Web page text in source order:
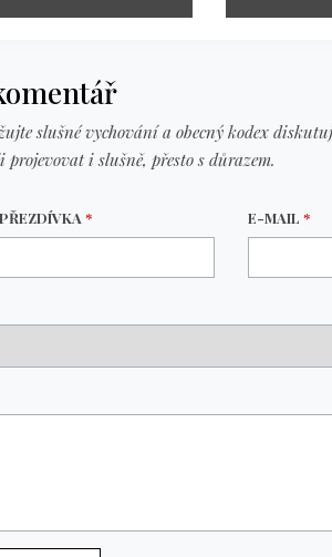
slušné vychování a obecný kodex
projevovat i slušně, přesto s důrazem.
* E-MAIL*